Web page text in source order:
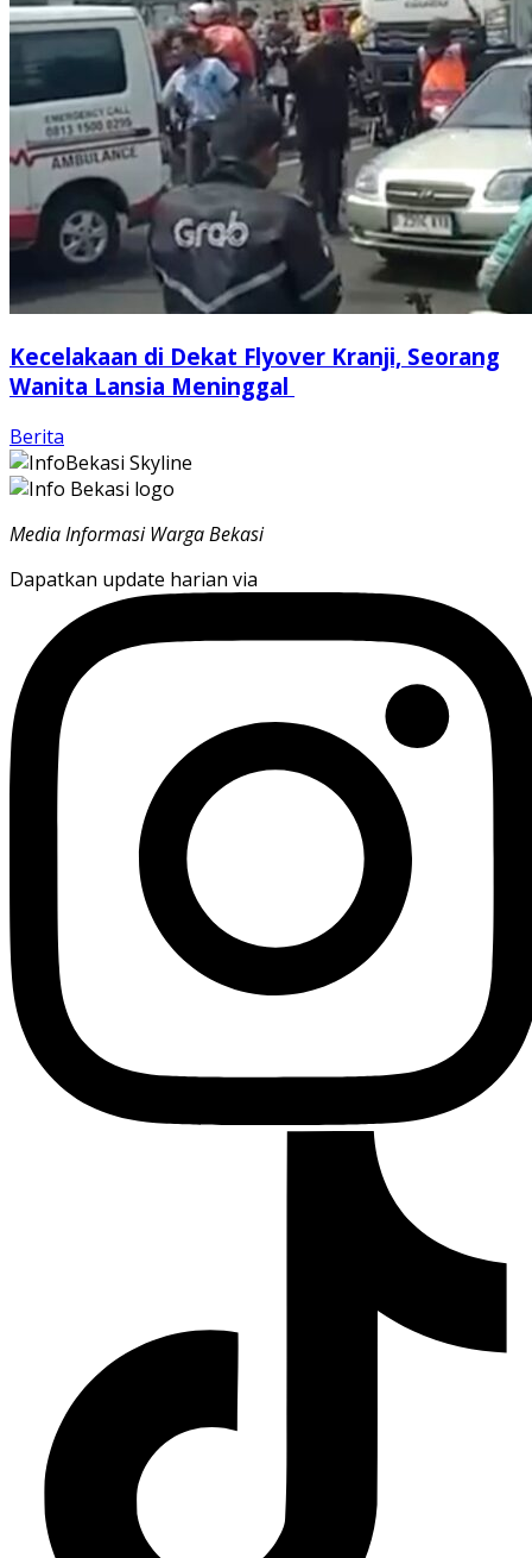
Kecelakaan di Dekat Flyover Kranji, Seorang
Wanita Lansia Meninggal
Berita
Media Informasi Warga Bekasi
Dapatkan update harian via